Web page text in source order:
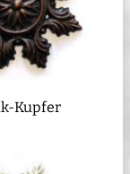
Kupfer